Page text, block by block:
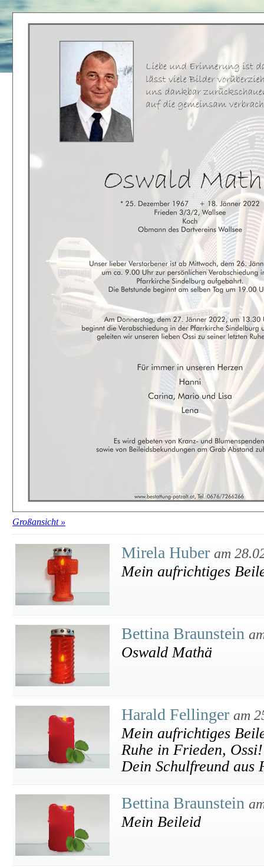
Großansicht »
Mirela Huber am
Mein aufrichtiges
Bettina Braunstein
Oswald Mathä
Harald Fellinger am
Mein aufrichtiges
Ruhe in Frieden, Ossi!
Dein Schulfreund aus
Bettina Braunstein
Mein Beileid